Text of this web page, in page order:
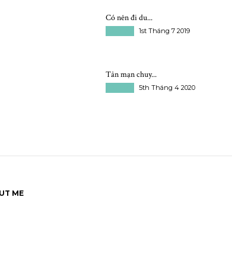
Có nên đi du...
1st Tháng 7 2019
Tản mạn chuy...
5th Tháng 4 2020
ME